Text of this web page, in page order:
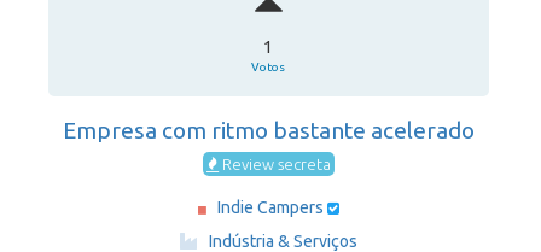
1
Votos
Empresa com ritmo bastante acelerado
Review secreta
Indie Campers
Indústria & Serviços